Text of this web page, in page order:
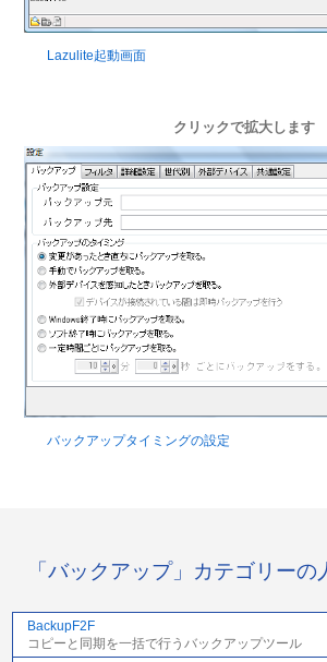
Lazulite起動画面
クリックで拡大します
バックアップタイミングの設定
「バックアップ」カテゴリー
BackupF2F
コピーと同期を一括で行うバックアップツール